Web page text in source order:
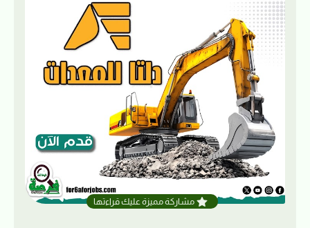
مشاركة مميزة عليك قراءتها